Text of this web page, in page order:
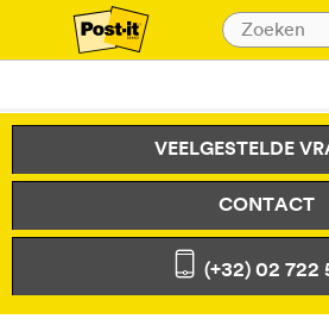
VEELGESTELDE
CONTACT
(+32) 02 722